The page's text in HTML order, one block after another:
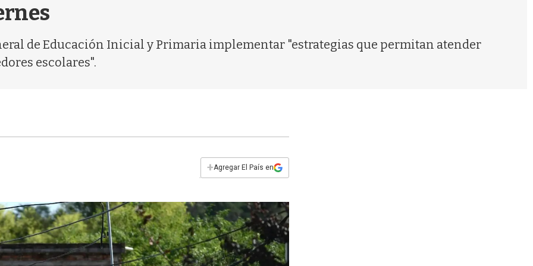
de Educación Inicial y Primaria implementar "estrategias que permitan atender
escolares".
+Agregar El País en